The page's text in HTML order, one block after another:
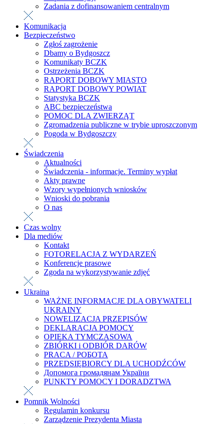
Zadania z dofinansowaniem centralnym
Komunikacja
Bezpieczeństwo
Zgłoś zagrożenie
Dbamy o Bydgoszcz
Komunikaty BCZK
Ostrzeżenia BCZK
RAPORT DOBOWY MIASTO
RAPORT DOBOWY POWIAT
Statystyka BCZK
ABC bezpieczeństwa
POMOC DLA ZWIERZĄT
Zgromadzenia publiczne w trybie uproszczonym
Pogoda w Bydgoszczy
Świadczenia
Aktualności
Świadczenia - informacje. Terminy wypłat
Akty prawne
Wzory wypełnionych wniosków
Wnioski do pobrania
O nas
Czas wolny
Dla mediów
Kontakt
FOTORELACJA Z WYDARZEŃ
Konferencje prasowe
Zgoda na wykorzystywanie zdjęć
Ukraina
WAŻNE INFORMACJE DLA OBYWATELI
UKRAINY
NOWELIZACJA PRZEPISÓW
DEKLARACJA POMOCY
OPIEKA TYMCZASOWA
ZBIÓRKI i ODBIÓR DARÓW
PRACA / РОБОТА
PRZEDSIĘBIORCY DLA UCHODŹCÓW
Допомога громадянам України
PUNKTY POMOCY I DORADZTWA
Pomnik Wolności
Regulamin konkursu
Zarządzenie Prezydenta Miasta